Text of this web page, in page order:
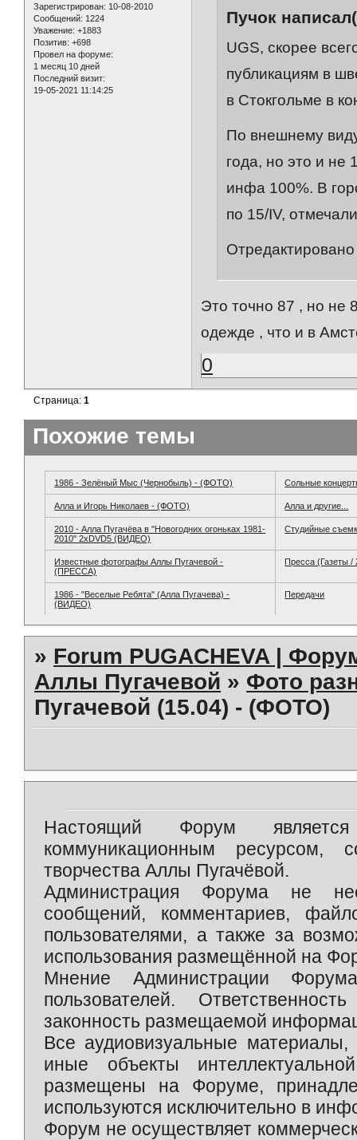
Зарегистрирован: 10-08-2010
Сообщений: 1224
Уважение: +1883
Позитив: +698
Провел на форуме:
1 месяц 10 дней
Последний визит:
19-05-2021 11:14:25
Пучок
UGS, скорее
публикациям в
в Стокгольме в
По внешнему
года, но это и не
инфа 100%. В
по 15/IV,
Это точно 87 , но не
одежде , что и в
0
Страница:1
Похожие темы
1986 - Зелёный Мыс (Чернобыль) - (ФОТО) Сольные
Алла и Игорь Николаев - (ФОТО) Алла и другие...
2010 - Алла Пугачёва в "Новогодних огоньках 1981-
2010" 2хDVD5 (ВИДЕО)
Студийные
Известные фотографы Аллы Пугачевой -
(ПРЕССА)
Пресса (Газеты
1986 - "Веселые Ребята" (Алла Пугачева) -
(ВИДЕО)
Передачи
» Forum PUGACHEVA |
Аллы Пугачевой » Фото
Пугачевой (15.04) - (ФОТО)
Настоящий Форум является
коммуникационным ресурсом,
творчества Аллы Пугачёвой.
Администрация Форума не
сообщений, комментариев,
пользователями, а также за
использования размещённой на
Мнение Администрации
пользователей.
законность размещаемой
Все аудиовизуальные
иные объекты
размещены на Форуме,
используются исключительно в
Форум не осуществляет